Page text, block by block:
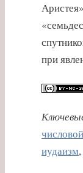
при
иудаизм,